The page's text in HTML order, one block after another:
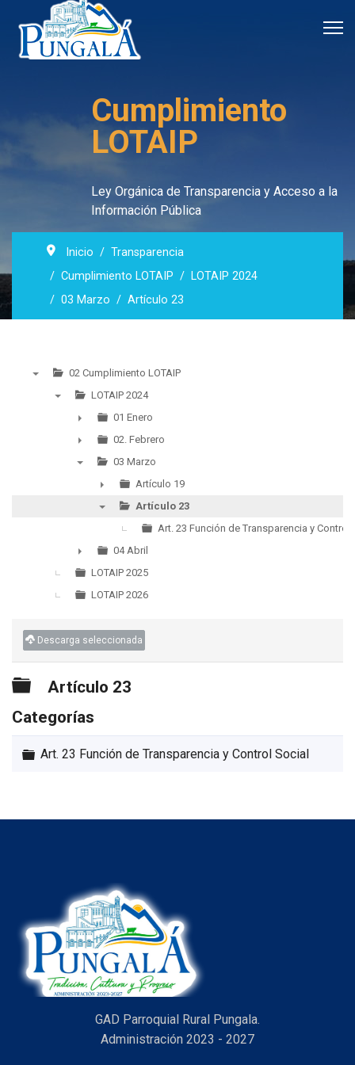
Cumplimiento
LOTAIP
Ley Orgánica de Transparencia y Acceso a la
Información Pública
Inicio
Transparencia
Cumplimiento LOTAIP
LOTAIP 2024
03 Marzo
Artículo 23
02 Cumplimiento LOTAIP
LOTAIP 2024
►
01 Enero
►
02. Febrero
03 Marzo
►
Artículo 19
Artículo 23
Art. 23 Función de Transparencia y Control
►
04 Abril
LOTAIP 2025
LOTAIP 2026
Descarga seleccionada
Carpeta
Artículo 23
Categorías
Carpeta
Art. 23 Función de Transparencia y Control Social
GAD Parroquial Rural Pungala.
Administración 2023 - 2027